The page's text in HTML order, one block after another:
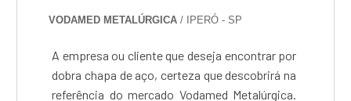
VODAMED METALÚRGICA / IPERÓ - SP
A empresa ou cliente que deseja encontrar por
dobra chapa de aço, certeza que descobrirá na
referência do mercado Vodamed Metalúrgica.